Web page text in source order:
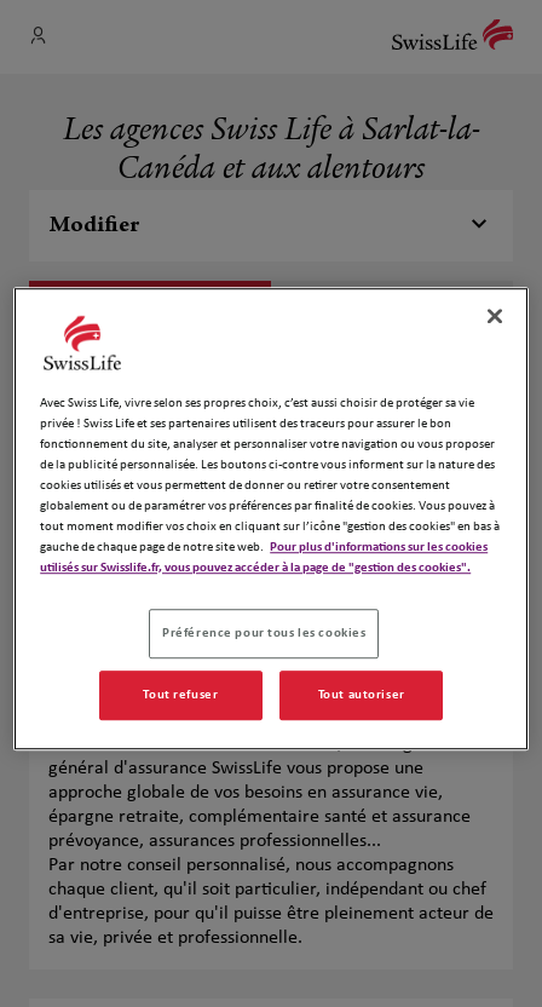
Les agences Swiss Life à Sarlat-la-
Canéda et aux alentours
Modifier
1
2.14 km
Jean Baptiste Truntzer
5 Boulevard Nessmann
24200 Sarlat La Caneda
Fermé actuellement
Numéro
Voir plus
Vos agences d'assurances Swiss Life à
Près de chez vous à Sarlat-la-Canéda, votre agent
général d'assurance SwissLife vous propose une
approche globale de vos besoins en assurance vie,
épargne retraite, complémentaire santé et assurance
prévoyance, assurances professionnelles...
Par notre conseil personnalisé, nous accompagnons
chaque client, qu'il soit particulier, indépendant ou chef
d'entreprise, pour qu'il puisse être pleinement acteur de
sa vie, privée et professionnelle.
Avec Swiss Life, vivre selon ses propres choix, c’est aussi choisir de protéger sa vie
privée ! Swiss Life et ses partenaires utilisent des traceurs pour assurer le bon
fonctionnement du site, analyser et personnaliser votre navigation ou vous proposer
de la publicité personnalisée. Les boutons ci-contre vous informent sur la nature des
cookies utilisés et vous permettent de donner ou retirer votre consentement
globalement ou de paramétrer vos préférences par finalité de cookies. Vous pouvez à
tout moment modifier vos choix en cliquant sur l’icône "gestion des cookies" en bas à
gauche de chaque page de notre site web. Pour plus d'informations sur les cookies
utilisés sur Swisslife.fr, vous pouvez accéder à la page de "gestion des cookies".
Préférence pour tous les cookies
Tout refuser Tout autoriser